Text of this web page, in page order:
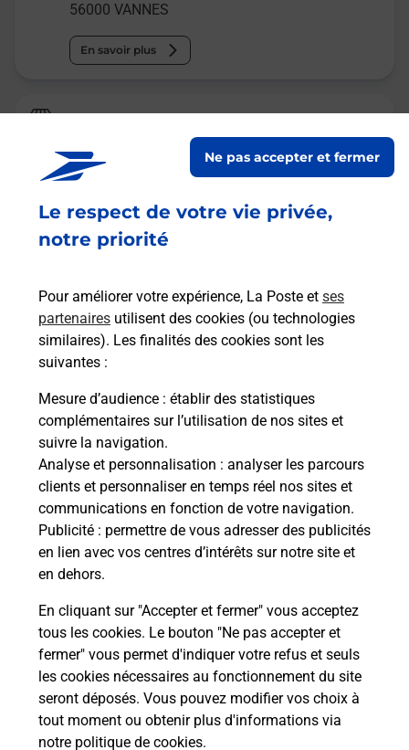
Le respect de votre vie privée,
notre priorité
Pour améliorer votre expérience, La Poste et ses
partenaires utilisent des cookies (ou technologies
similaires). Les finalités des cookies sont les
suivantes :
Mesure d’audience : établir des statistiques
complémentaires sur l’utilisation de nos sites et
suivre la navigation.
Analyse et personnalisation : analyser les parcours
clients et personnaliser en temps réel nos sites et
communications en fonction de votre navigation.
Publicité : permettre de vous adresser des publicités
en lien avec vos centres d’intérêts sur notre site et
en dehors.
En cliquant sur "Accepter et fermer" vous acceptez
tous les cookies. Le bouton "Ne pas accepter et
fermer" vous permet d'indiquer votre refus et seuls
les cookies nécessaires au fonctionnement du site
seront déposés. Vous pouvez modifier vos choix à
tout moment ou obtenir plus d'informations via
notre politique de cookies.
Ne pas accepter et fermer
56000 VANNES
En savoir plus
La Poste
VANNES KERCADO
ouvre samedi à 09h00
ZONE COMMERCIALE KERCADO
56000 VANNES
Malin !
La Poste
en ligne
Ouvert 24h/24
En savoir plus
VANNES
CARREFOUR CITY SCHUMANN